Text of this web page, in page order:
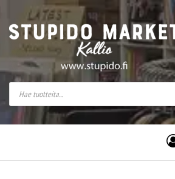
Stupido Market – verkossa
Stupido